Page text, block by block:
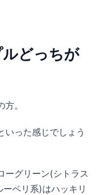
どっちが
。
いった感じでしょう
ーグリーン(シトラス
ベリ系)はハッキリ